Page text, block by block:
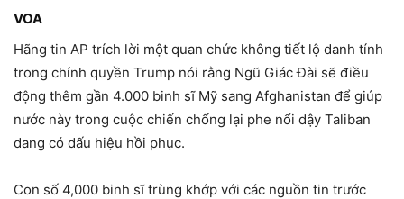
VOA
Hãng tin AP trích lời một quan chức không tiết lộ danh tính
trong chính quyền Trump nói rằng Ngũ Giác Đài sẽ điều
động thêm gần 4.000 binh sĩ Mỹ sang Afghanistan để giúp
nước này trong cuộc chiến chống lại phe nổi dậy Taliban
dang có dấu hiệu hồi phục.
Con số 4,000 binh sĩ trùng khớp với các nguồn tin trước